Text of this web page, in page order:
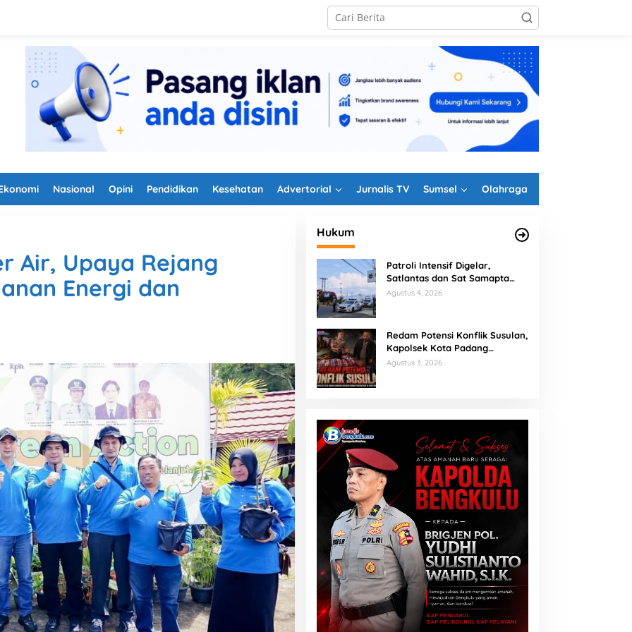
Nasional Opini Pendidikan Kesehatan Advertorial Jurnalis TV Sumsel Olahraga
Air, Upaya Rejang
Energi dan
Hukum
Patroli Intensif Digelar,
Satlantas dan Sat Samapta
Polres Rejang Lebong
Agustus 4, 2026
Redam Potensi Konflik Susulan,
Kapolsek Kota Padang
Sambangi Kediaman Korban
Agustus 3, 2026